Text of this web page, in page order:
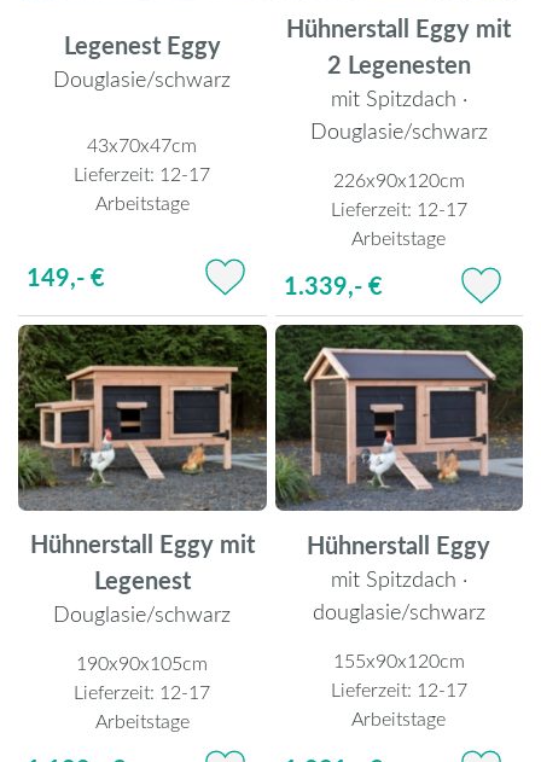
Legenest Eggy
Douglasie/schwarz
43x70x47cm
Lieferzeit: 12-17
Arbeitstage
149,- €
Hühnerstall Eggy mit
2 Legenesten
mit Spitzdach ·
Douglasie/schwarz
226x90x120cm
Lieferzeit: 12-17
Arbeitstage
1.339,- €
Hühnerstall Eggy mit
Legenest
Douglasie/schwarz
190x90x105cm
Lieferzeit: 12-17
Arbeitstage
Hühnerstall Eggy
mit Spitzdach ·
douglasie/schwarz
155x90x120cm
Lieferzeit: 12-17
Arbeitstage